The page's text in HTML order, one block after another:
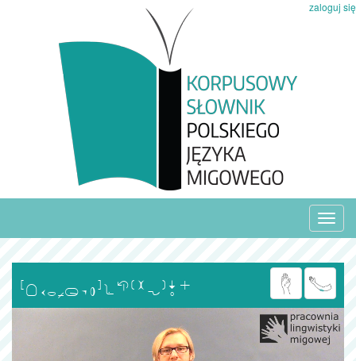
zaloguj się
